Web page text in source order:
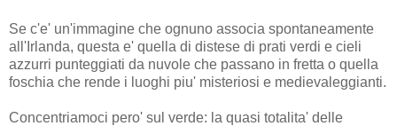
Se c'e' un'immagine che ognuno associa spontaneamente
all'Irlanda, questa e' quella di distese di prati verdi e cieli
azzurri punteggiati da nuvole che passano in fretta o quella
foschia che rende i luoghi piu' misteriosi e medievaleggianti.
Concentriamoci pero' sul verde: la quasi totalita' delle